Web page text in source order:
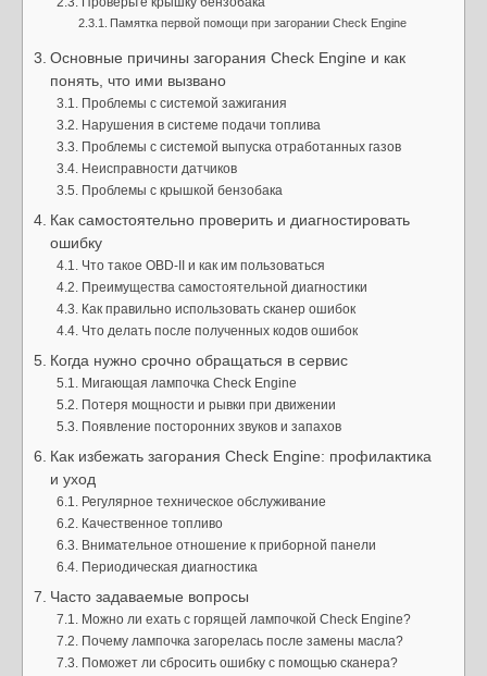
Памятка первой помощи при загорании Check Engine
Основные причины загорания Check Engine и как
понять, что ими вызвано
Проблемы с системой зажигания
Нарушения в системе подачи топлива
Проблемы с системой выпуска отработанных газов
Неисправности датчиков
Проблемы с крышкой бензобака
Как самостоятельно проверить и диагностировать
ошибку
Что такое OBD-II и как им пользоваться
Преимущества самостоятельной диагностики
Как правильно использовать сканер ошибок
Что делать после полученных кодов ошибок
Когда нужно срочно обращаться в сервис
Мигающая лампочка Check Engine
Потеря мощности и рывки при движении
Появление посторонних звуков и запахов
Как избежать загорания Check Engine: профилактика
и уход
Регулярное техническое обслуживание
Качественное топливо
Внимательное отношение к приборной панели
Периодическая диагностика
Часто задаваемые вопросы
Можно ли ехать с горящей лампочкой Check Engine?
Почему лампочка загорелась после замены масла?
Поможет ли сбросить ошибку с помощью сканера?